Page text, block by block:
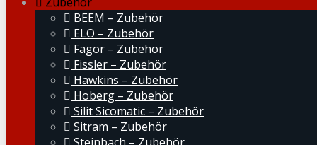
BEEM – Zubehör
ELO – Zubehör
Fagor – Zubehör
Fissler – Zubehör
Hawkins – Zubehör
Hoberg – Zubehör
Silit Sicomatic – Zubehör
Sitram – Zubehör